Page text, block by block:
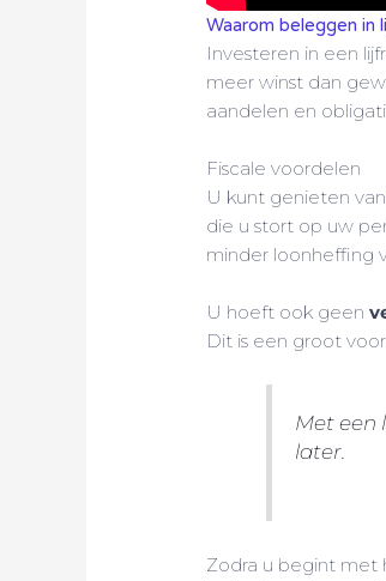
Waarom beleggen in
Investeren in een
meer winst dan
aandelen en
Fiscale voordelen
U kunt genieten van
die u stort op uw
minder loonheffing
U hoeft ook geen
Dit is een groot
Met een
later.
Zodra u begint met